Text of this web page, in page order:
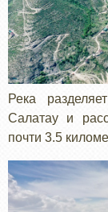
Река
Салатау и
почти 3.5